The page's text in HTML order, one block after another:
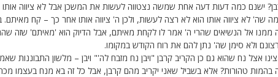
ישנם כמה דעות דעה אחת שמשה נצטווה לעשות את המשכן אבל לא ציווה
מה שה' לא ציווה אותו הוא לא רצה לעשות, ולכן ה' ציווה אותו אחר כך – קח
ממנו אל הנשיאים שהרי ה' אמר לו לקחת מאיתם, אבל הדיוק הוא 'מאיתם' שזה
ולא סימן שה' נתן להם את רוח הקודש במקומו.
אצל נח שהוא גם כן הקריב קרבן "ויבן נח מזבח לה'" ויבן – מלשון התבוננות
בהמות טהורות? אלא בשביל שאני יקריב מהם קרבן, אבל כל זה בא מנח בעצמו